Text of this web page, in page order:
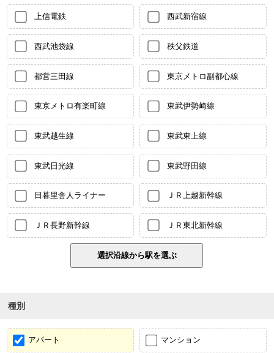
上信電鉄 西武新宿線
西武池袋線 秩父鉄道
都営三田線 東京メトロ副都心線
東京メトロ有楽町線 東武伊勢崎線
東武越生線 東武東上線
東武日光線 東武野田線
日暮里舎人ライナー ＪＲ上越新幹線
ＪＲ長野新幹線 ＪＲ東北新幹線
種別
アパート マンション